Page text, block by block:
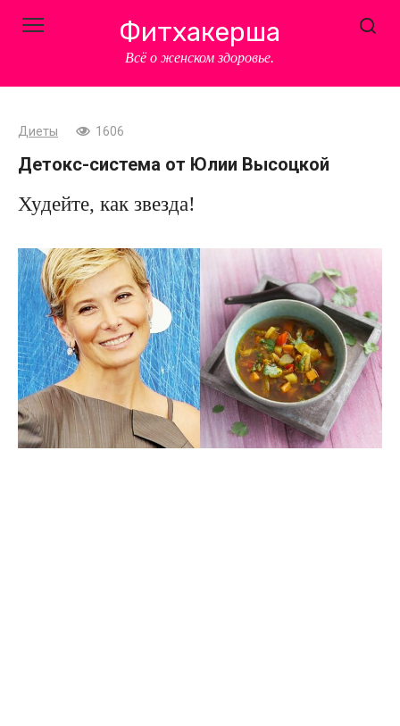
Фитхакерша
Всё о женском здоровье.
Диеты 1606
Детокс-система от Юлии Высоцкой
Худейте, как звезда!